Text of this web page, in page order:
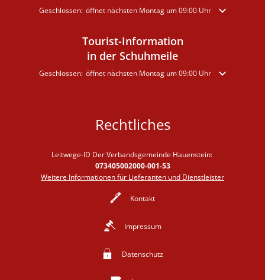
Klicken, um weitere Öffnungs- oder Schließzeiten auszublenden
Geschlossen: öffnet nächsten Montag um 09:00 Uhr
Tourist-Information
in der Schuhmeile
Klicken, um weitere Öffnungs- oder Schließzeiten auszublenden
Geschlossen: öffnet nächsten Montag um 09:00 Uhr
Rechtliches
Leitwege-ID Der Verbandsgemeinde Hauenstein:
073405002000-001-53
Weitere Informationen für Lieferanten und Dienstleister
Kontakt
Impressum
Datenschutz